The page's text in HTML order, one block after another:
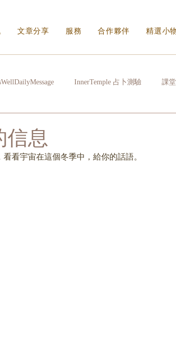
文章分享 服務 合作夥伴 精選小
InnerTemple 占卜測驗 課
信息
看宇宙在這個冬季中，給你的話語。